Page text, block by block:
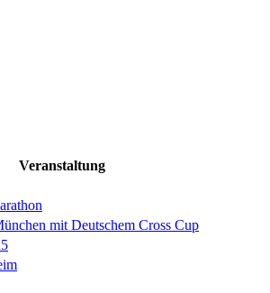
Veranstaltung
mit Deutschem Cross Cup